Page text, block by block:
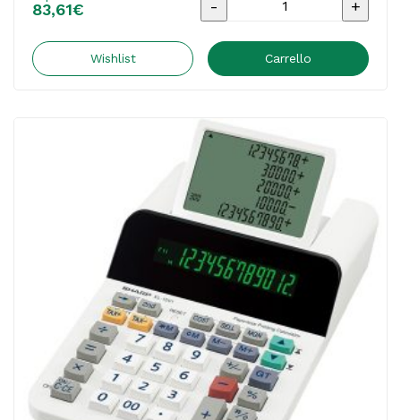
83,61€
DR-
12
-
11,12
x
20,45
x
37,65
cm
nero
Wishlist Carrello